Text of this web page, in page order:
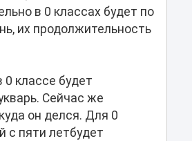
в 0 классах будет по
их продолжительность
0 классе будет
Сейчас же
он делся. Для 0
с пяти летбудет